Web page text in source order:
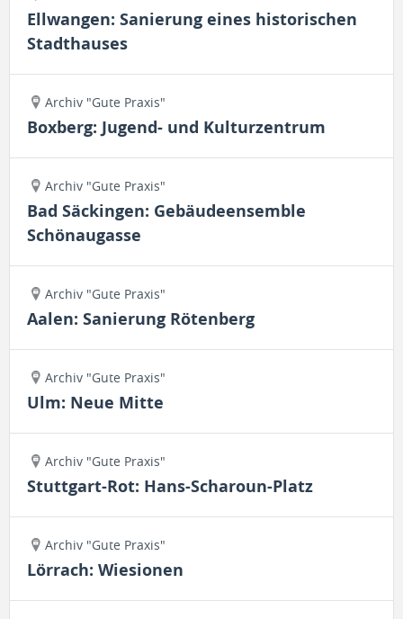
Ellwangen: Sanierung eines historischen
Stadthauses
Archiv "Gute Praxis"
Boxberg: Jugend- und Kulturzentrum
Archiv "Gute Praxis"
Bad Säckingen: Gebäudeensemble
Schönaugasse
Archiv "Gute Praxis"
Aalen: Sanierung Rötenberg
Archiv "Gute Praxis"
Ulm: Neue Mitte
Archiv "Gute Praxis"
Stuttgart-Rot: Hans-Scharoun-Platz
Archiv "Gute Praxis"
Lörrach: Wiesionen